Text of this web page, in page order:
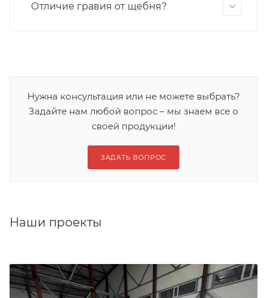
Отличие гравия от щебня?
Нужна консультация или не можете выбрать?
Задайте нам любой вопрос – мы знаем все о
своей продукции!
ЗАДАТЬ ВОПРОС
Наши проекты